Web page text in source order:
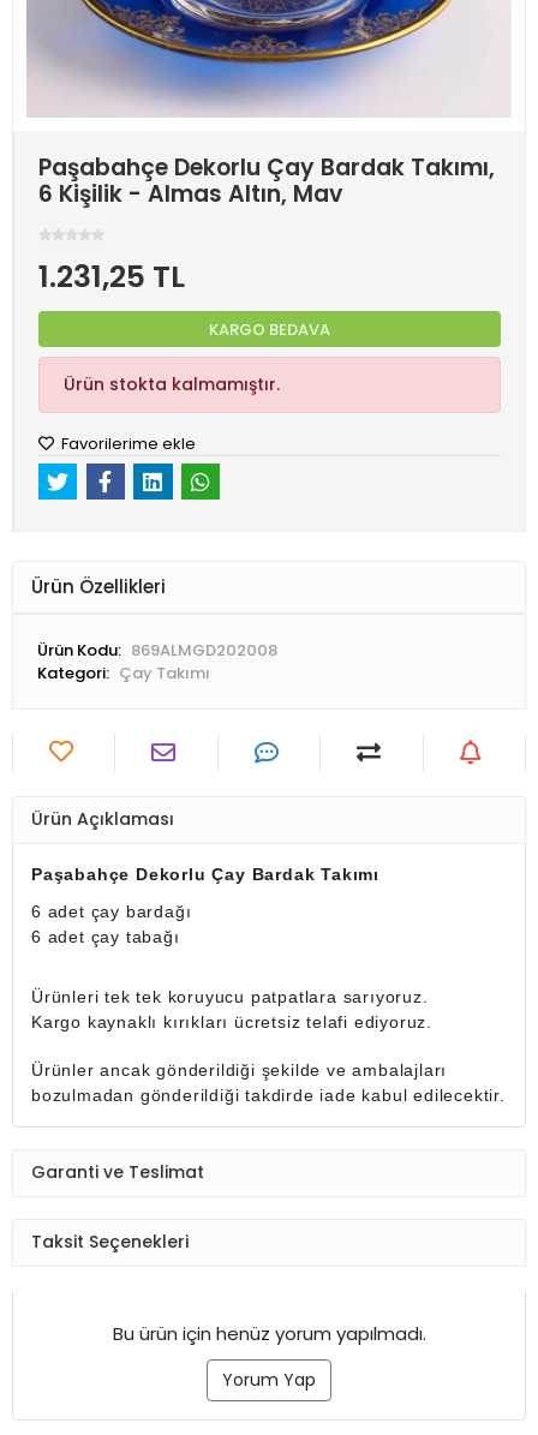
Paşabahçe Dekorlu Çay Bardak Takımı,
6 Kişilik - Almas Altın, Mav
1.231,25 TL
KARGO BEDAVA
Ürün stokta kalmamıştır.
Favorilerime ekle
Ürün Özellikleri
Ürün Kodu: 869ALMGD202008
Kategori: Çay Takımı
Ürün Açıklaması
Paşabahçe Dekorlu Çay Bardak Takımı
6 adet çay bardağı
6 adet çay tabağı
Ürünleri tek tek koruyucu patpatlara sarıyoruz.
Kargo kaynaklı kırıkları ücretsiz telafi ediyoruz.
Ürünler ancak gönderildiği şekilde ve ambalajları
bozulmadan gönderildiği takdirde iade kabul edilecektir.
Garanti ve Teslimat
Taksit Seçenekleri
Bu ürün için henüz yorum yapılmadı.
Yorum Yap